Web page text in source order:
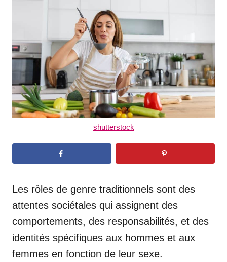
shutterstock
Les rôles de genre traditionnels sont des
attentes sociétales qui assignent des
comportements, des responsabilités, et des
identités spécifiques aux hommes et aux
femmes en fonction de leur sexe.